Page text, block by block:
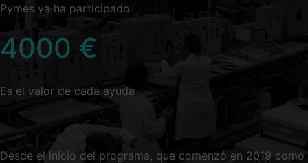
Pymes ya ha participado
4000 €
Es el valor de cada ayuda
Desde el inicio del programa, que comenzó en 2019 como